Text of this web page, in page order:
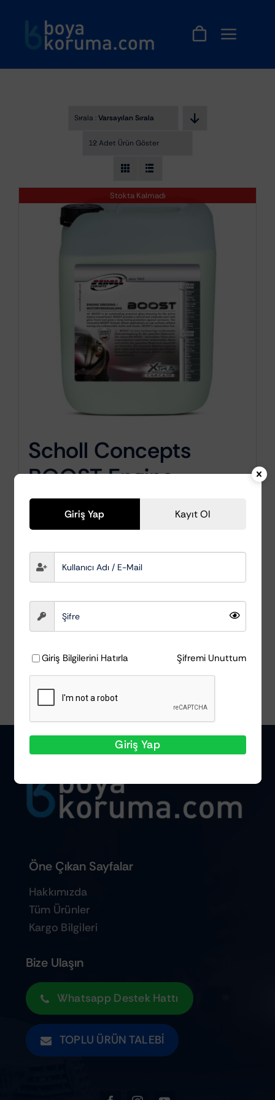
Sırala :Varsayılan Sıralama
12 Adet Ürün Göster
Stokta Kalmadı
Scholl Concepts
BOOST Engine
Dressing – Motor
Bölgesi Parlatıcı ve
Koruyucu 10 LİTRE
13.367,48
Öne Çıkan Sayfalar
Hakkımızda
Tüm Ürünler
Kargo Bilgileri
Bize Ulaşın
Whatsapp Destek Hattı
TOPLU ÜRÜN TALEBI
Giriş Yap Kayıt Ol
Giriş Bilgilerini Hatırla Şifremi Unuttum
Giriş Yap